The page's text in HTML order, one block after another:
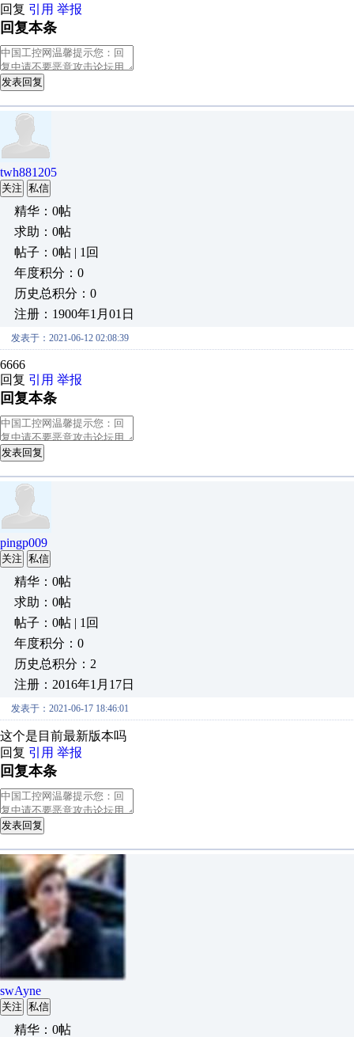
回复 引用 举报
回复本条
发表回复
twh881205
关注 私信
精华：0帖
求助：0帖
帖子：0帖 | 1回
年度积分：0
历史总积分：0
注册：1900年1月01日
发表于：2021-06-12 02:08:39
6666
回复 引用 举报
回复本条
发表回复
pingp009
关注 私信
精华：0帖
求助：0帖
帖子：0帖 | 1回
年度积分：0
历史总积分：2
注册：2016年1月17日
发表于：2021-06-17 18:46:01
这个是目前最新版本吗
回复 引用 举报
回复本条
发表回复
swAyne
关注 私信
精华：0帖